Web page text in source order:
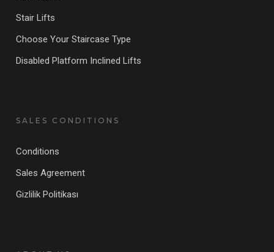
Stair Lifts
Choose Your Staircase Type
Disabled Platform Inclined Lifts
SALES CONDITIONS
Conditions
Sales Agreement
Gizlilik Politikası